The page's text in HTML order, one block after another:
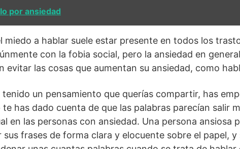
por ansiedad
miedo a hablar suele estar presente en todos los
con la fobia social, pero la ansiedad en
evitar las cosas que aumentan su ansiedad, como
tenido un pensamiento que querías compartir, has
has dado cuenta de que las palabras parecían salir
en las personas con ansiedad. Una persona ansiosa
frases de forma clara y elocuente sobre el papel,